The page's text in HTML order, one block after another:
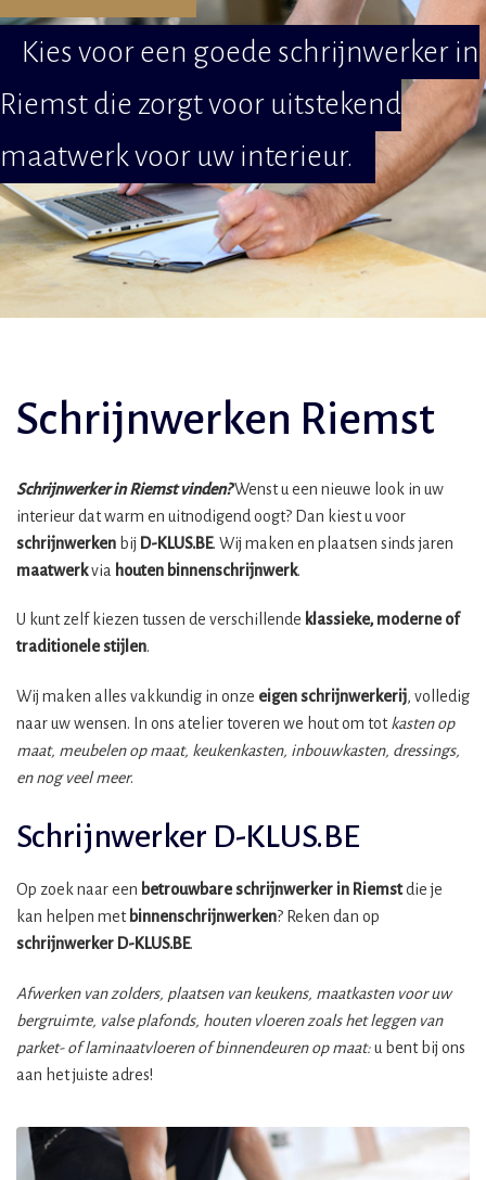
Kies voor een goede schrijnwerker in
Riemst die zorgt voor uitstekend
maatwerk voor uw interieur.
Schrijnwerken Riemst
Schrijnwerker in Riemst vinden?Wenst u een nieuwe look in uw
interieur dat warm en uitnodigend oogt? Dan kiest u voor
schrijnwerken bij D-KLUS.BE. Wij maken en plaatsen sinds jaren
maatwerkvia houten binnenschrijnwerk.
U kunt zelf kiezen tussen de verschillende klassieke, moderne of
traditionele stijlen.
Wij maken alles vakkundig in onze eigen schrijnwerkerij, volledig
naar uw wensen. In ons atelier toveren we hout om totkasten op
maat, meubelen op maat, keukenkasten, inbouwkasten, dressings,
en nog veel meer.
Schrijnwerker D-KLUS.BE
Op zoek naar een betrouwbare schrijnwerker in Riemstdie je
kan helpen met binnenschrijnwerken? Reken dan op
schrijnwerker D-KLUS.BE.
Afwerken van zolders, plaatsen van keukens, maatkasten voor uw
bergruimte, valse plafonds, houten vloeren zoals het leggen van
parket- of laminaatvloeren of binnendeuren op maat:u bent bij ons
aan het juiste adres!